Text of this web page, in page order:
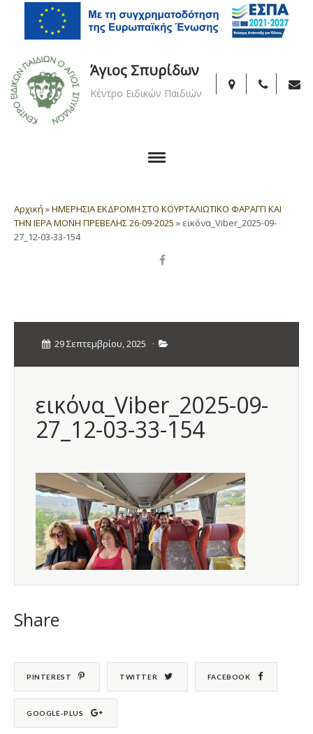
Άγιος Σπυρίδων
Κέντρο Ειδικών Παιδιών
Αρχική »ΗΜΕΡΗΣΙΑ ΕΚΔΡΟΜΗ ΣΤΟ ΚΟΥΡΤΑΛΙΩΤΙΚΟ ΦΑΡΑΓΓΙ ΚΑΙ
ΤΗΝ ΙΕΡΑ ΜΟΝΗ ΠΡΕΒΕΛΗΣ 26-09-2025 » εικόνα_Viber_2025-09-
27_12-03-33-154
29 Σεπτεμβρίου, 2025 ·
εικόνα_Viber_2025-09-
27_12-03-33-154
Share
PINTEREST TWITTER FACEBOOK
GOOGLE-PLUS